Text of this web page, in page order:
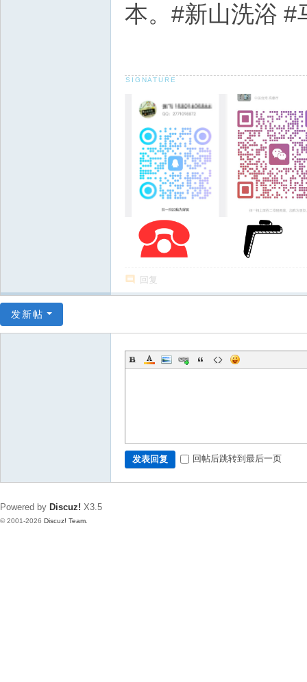
本。#新山洗浴 #
回复
发新帖
发表回复 回帖后跳转到最后一页
Powered by Discuz! X3.5
© 2001-2026 Discuz! Team